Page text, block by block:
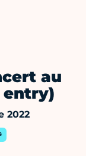
au
entry)
2022